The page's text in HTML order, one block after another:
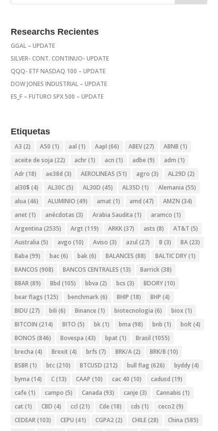
Researchs Recientes
GGAL – UPDATE
SILVER- CONT. CONTINUO- UPDATE
QQQ- ETF NASDAQ 100 – UPDATE
DOW JONES INDUSTRIAL – UPDATE
ES_F – FUTURO SPX 500 – UPDATE
Etiquetas
A3 (2) A50 (1) aal (1) Aapl (66) ABEV(27) ABNB (1)
aceite de soja (22) achr(1) acn (1) adbe (9) adm (1)
Adr(18) ae38d (3) AEROLINEAS (51) agro (3) AL29D (2)
al30$ (4) AL30C(5) AL30D (45) AL35D (1) Alemania (55)
alua (46) ALUMINIO (49) amat (1) amd (47) AMZN (34)
anet (1) anécdotas (3) Arabia Saudita (1) aramco (1)
Argentina (2535) Argt (119) ARKK(37) asts (8) AT&T (5)
Australia (5) avgo (10) Aviso (3) azul (27) B (3) BA(23)
Baba (99) bac(6) bak(6) BALANCES (88) BALTIC DRY(1)
BANCOS (908) BANCOS CENTRALES (13) Barrick(38)
BBAR(89) Bbd (105) bbva (2) bcs (3) BDORY(10)
bear flags (125) benchmark(6) BHIP (18) BHP (4)
BIDU (27) bili (6) Binance (1) biotecnologia (6) biox (1)
BITCOIN (214) BITO (5) bk(1) bma (98) bnb (1) bolt (4)
BONOS (846) Bovespa (43) bpat (1) Brasil (1055)
brecha (4) Brexit (4) brfs (7) BRK/A(2) BRK/B (10)
BSBR(1) btc(210) BTCUSD (212) bull flag (626) byddy(4)
byma (14) C(13) CAAP (10) cac 40 (10) cadusd (19)
cafe (1) campo (5) Canada (93) canje (3) Cannabis (1)
cat (1) CBD (4) ccl (21) Cde (18) cds (1) ceco2(9)
CEDEAR(103) CEPU (41) CGPA2(2) CHILE(28) China (585)